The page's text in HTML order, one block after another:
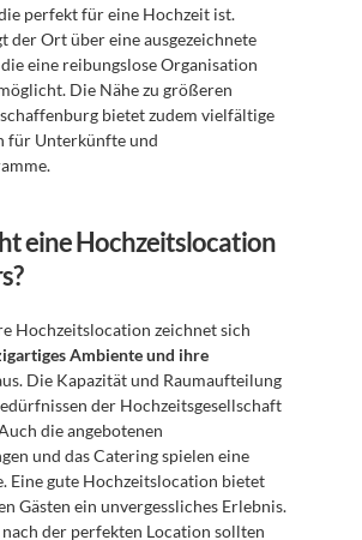
perfekt für eine Hochzeit ist.
der Ort über eine ausgezeichnete
eine reibungslose Organisation
Die Nähe zu größeren
bietet zudem vielfältige
für Unterkünfte und
eine Hochzeitslocation
Hochzeitslocation zeichnet sich
Ambiente und ihre
Die Kapazität und Raumaufteilung
der Hochzeitsgesellschaft
die angebotenen
und das Catering spielen eine
Eine gute Hochzeitslocation bietet
Gästen ein unvergessliches Erlebnis.
nach der perfekten Location sollten